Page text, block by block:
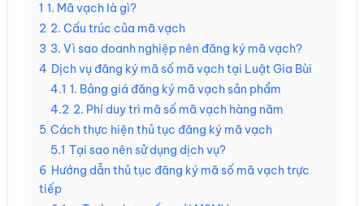
1 1. Mã vạch là gì?
2 2. Cấu trúc của mã vạch
3 3. Vì sao doanh nghiệp nên đăng ký mã vạch?
4 Dịch vụ đăng ký mã số mã vạch tại Luật Gia Bùi
4.1 1. Bảng giá đăng ký mã vạch sản phẩm
4.2 2. Phí duy trì mã số mã vạch hàng năm
5 Cách thực hiện thủ tục đăng ký mã vạch
5.1 Tại sao nên sử dụng dịch vụ?
6 Hướng dẫn thủ tục đăng ký mã số mã vạch trực
tiếp